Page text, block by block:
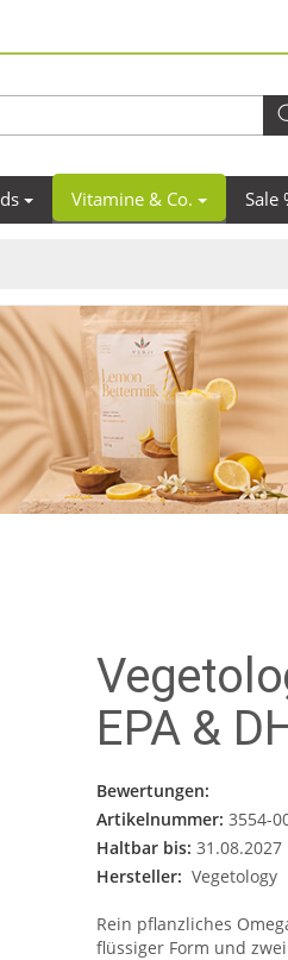
Vitamine & Co. Sale
EPA &
Bewertungen:
Artikelnummer: 3554-
Haltbar bis: 31.08.2027
Hersteller: Vegetology
Rein pflanzliches
flüssiger Form und